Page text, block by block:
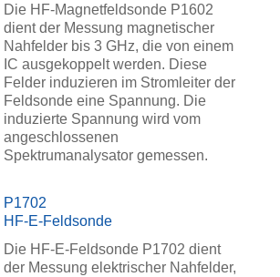
Die HF-Magnetfeldsonde P1602
dient der Messung magnetischer
Nahfelder bis 3 GHz, die von einem
IC ausgekoppelt werden. Diese
Felder induzieren im Stromleiter der
Feldsonde eine Spannung. Die
induzierte Spannung wird vom
angeschlossenen
Spektrumanalysator gemessen.
P1702
HF-E-Feldsonde
Die HF-E-Feldsonde P1702 dient
der Messung elektrischer Nahfelder,